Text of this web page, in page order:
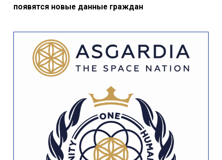
появятся новые данные граждан